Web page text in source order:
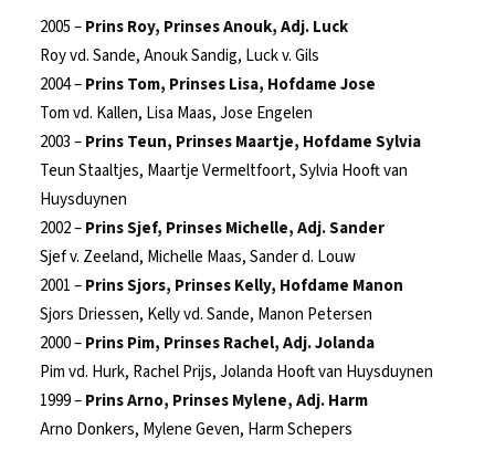
2005 –Prins Roy, Prinses Anouk, Adj. Luck
Roy vd. Sande, Anouk Sandig, Luck v. Gils
2004 –Prins Tom, Prinses Lisa, Hofdame Jose
Tom vd. Kallen, Lisa Maas, Jose Engelen
2003 –Prins Teun, Prinses Maartje, Hofdame Sylvia
Teun Staaltjes, Maartje Vermeltfoort, Sylvia Hooft van
Huysduynen
2002 –Prins Sjef, Prinses Michelle, Adj. Sander
Sjef v. Zeeland, Michelle Maas, Sander d. Louw
2001 –Prins Sjors, Prinses Kelly, Hofdame Manon
Sjors Driessen, Kelly vd. Sande, Manon Petersen
2000 –Prins Pim, Prinses Rachel, Adj. Jolanda
Pim vd. Hurk, Rachel Prijs, Jolanda Hooft van Huysduynen
1999 –Prins Arno, Prinses Mylene, Adj. Harm
Arno Donkers, Mylene Geven, Harm Schepers